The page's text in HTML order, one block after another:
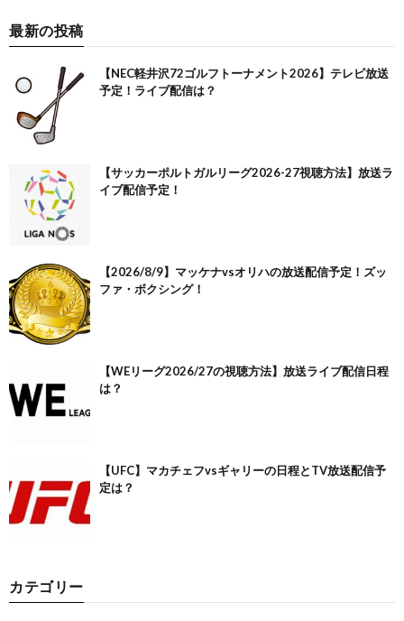
最新の投稿
【NEC軽井沢72ゴルフトーナメント2026】テレビ放送
予定！ライブ配信は？
【サッカーポルトガルリーグ2026-27視聴方法】放送ラ
イブ配信予定！
【2026/8/9】マッケナvsオリハの放送配信予定！ズッ
ファ・ボクシング！
【WEリーグ2026/27の視聴方法】放送ライブ配信日程
は？
【UFC】マカチェフvsギャリーの日程とTV放送配信予
定は？
カテゴリー